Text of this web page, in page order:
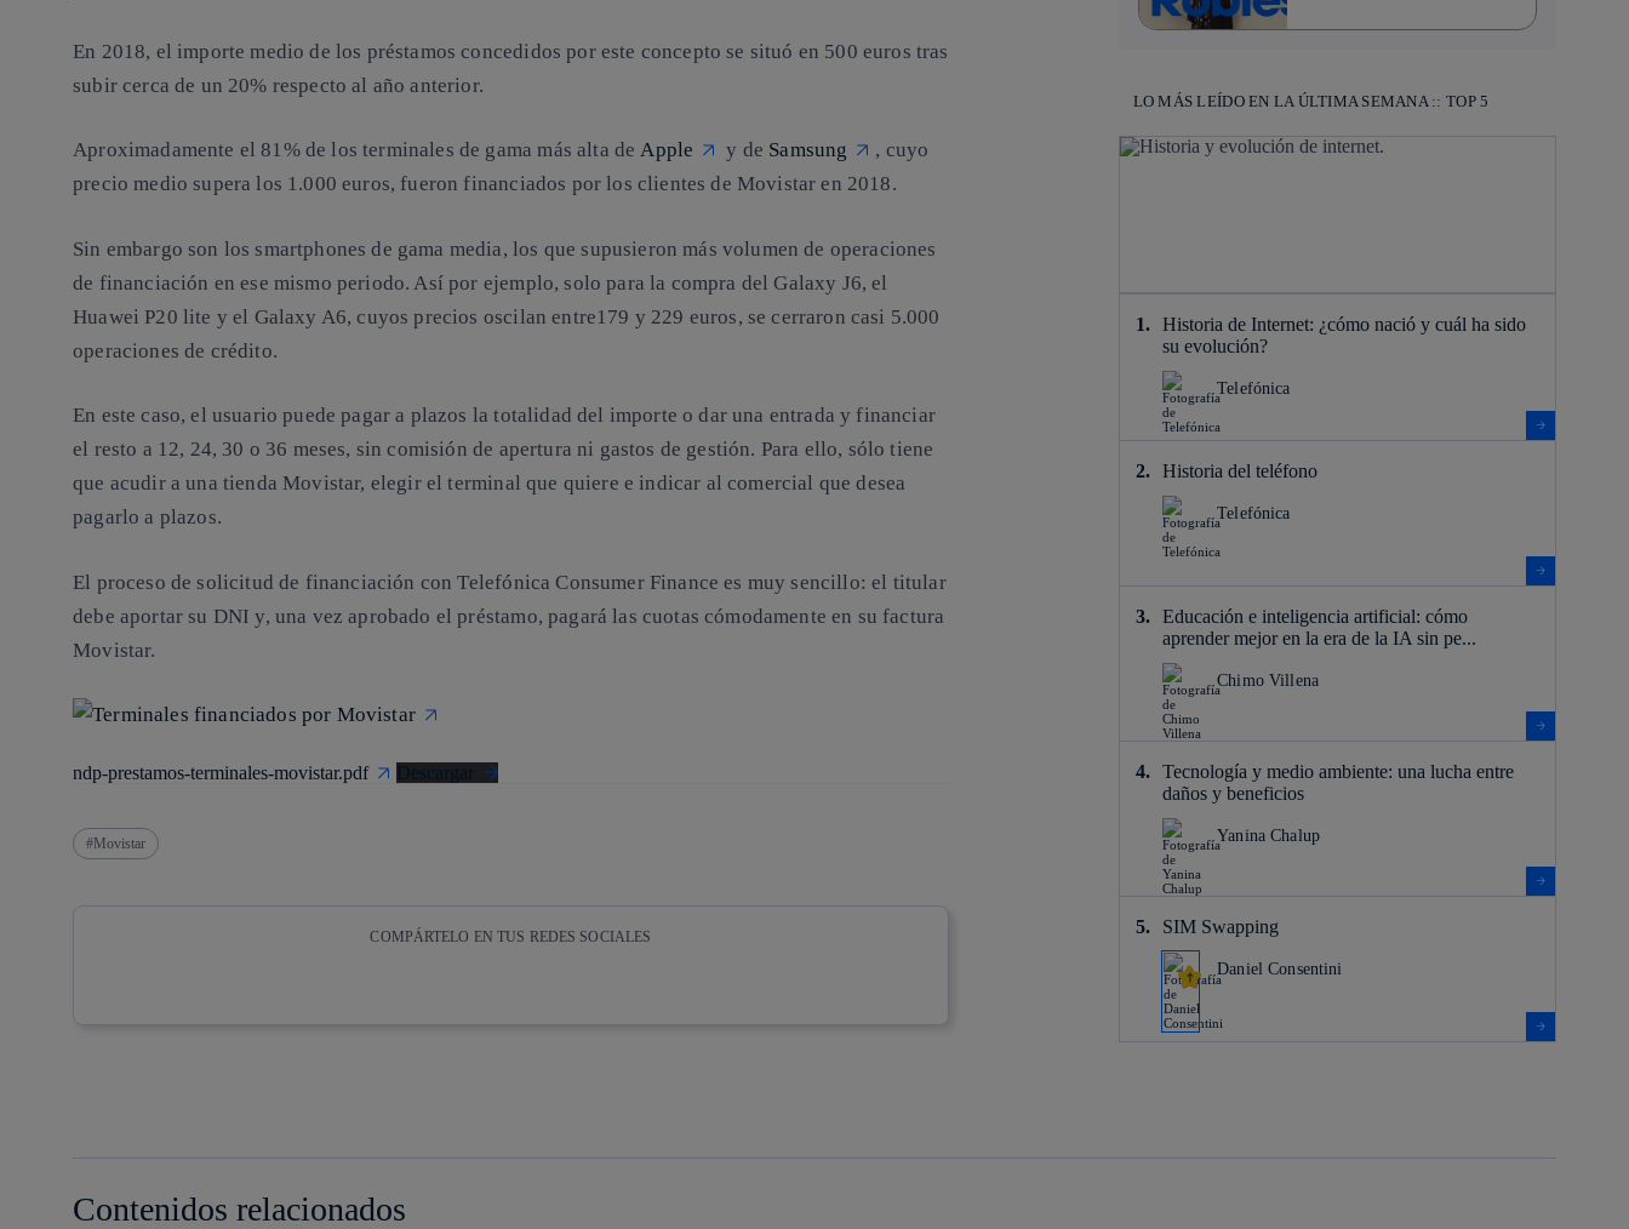
En 2018, el importe medio de los préstamos concedidos por este concepto se situó en 500 euros tras
subir cerca de un 20% respecto al año anterior.
Aproximadamente el 81% de los terminales de gama más alta deApple y de Samsung
, cuyo
precio medio supera los 1.000 euros, fueron financiados por los clientes de Movistar en 2018.
Sin embargo son los smartphones de gama media, los que supusieron más volumen de operaciones
de financiación en ese mismo periodo. Así por ejemplo, solo para la compra del Galaxy J6, el
Huawei P20 lite y el Galaxy A6, cuyos precios oscilan entre179 y 229 euros, se cerraron casi 5.000
operaciones de crédito.
En este caso, el usuario puede pagar a plazos la totalidad del importe o dar una entrada y financiar
el resto a 12, 24, 30 o 36 meses, sin comisión de apertura ni gastos de gestión. Para ello, sólo tiene
que acudir a una tienda Movistar, elegir el terminal que quiere e indicar al comercial que desea
pagarlo a plazos.
El proceso de solicitud de financiación con Telefónica Consumer Finance es muy sencillo: el titular
debe aportar su DNI y, una vez aprobado el préstamo, pagará las cuotas cómodamente en su factura
Movistar.
ndp-prestamos-terminales-movistar.pdf Descargar
Movistar
COMPÁRTELO EN TUS REDES SOCIALES
LO MÁS LEÍDO EN LA ÚLTIMA SEMANA :: TOP 5
Historia de Internet: ¿cómo nació y cuál ha sido
su evolución?
Telefónica
Historia del teléfono
Telefónica
Educación e inteligencia artificial: cómo
aprender mejor en la era de la IA sin pe...
Chimo Villena
Tecnología y medio ambiente: una lucha entre
daños y beneficios
Yanina Chalup
SIM Swapping
Daniel Consentini
Contenidos relacionados